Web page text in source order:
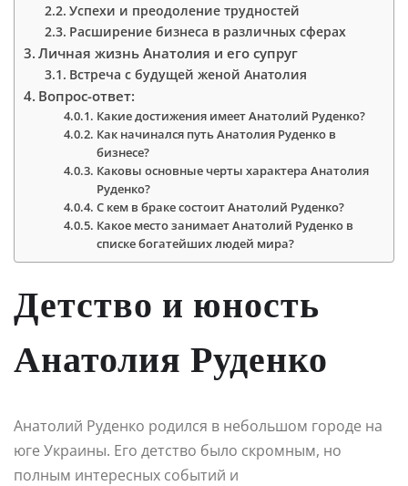
Успехи и преодоление трудностей
Расширение бизнеса в различных сферах
Личная жизнь Анатолия и его супруг
Встреча с будущей женой Анатолия
Вопрос-ответ:
Какие достижения имеет Анатолий Руденко?
Как начинался путь Анатолия Руденко в
бизнесе?
Каковы основные черты характера Анатолия
Руденко?
С кем в браке состоит Анатолий Руденко?
Какое место занимает Анатолий Руденко в
списке богатейших людей мира?
Детство и юность
Анатолия Руденко
Анатолий Руденко родился в небольшом городе на
юге Украины. Его детство было скромным, но
полным интересных событий и